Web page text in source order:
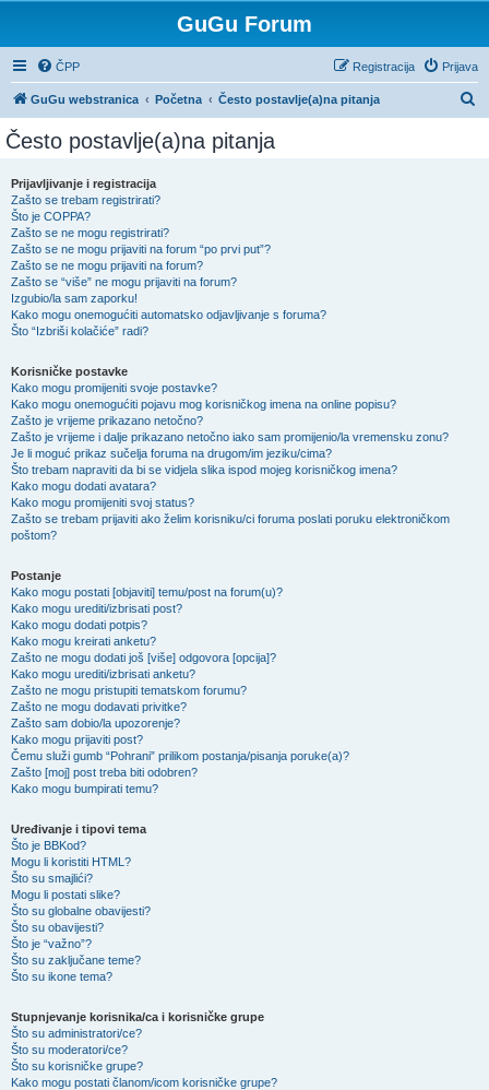
GuGu Forum
ČPP Prijava
Registracija
GuGu webstranica Početna Često postavlje(a)na pitanja
Često postavlje(a)na pitanja
Prijavljivanje i registracija
Zašto se trebam registrirati?
Što je COPPA?
Zašto se ne mogu registrirati?
Zašto se ne mogu prijaviti na forum “po prvi put”?
Zašto se ne mogu prijaviti na forum?
Zašto se “više” ne mogu prijaviti na forum?
Izgubio/la sam zaporku!
Kako mogu onemogućiti automatsko odjavljivanje s foruma?
Što “Izbriši kolačiće” radi?
Korisničke postavke
Kako mogu promijeniti svoje postavke?
Kako mogu onemogućiti pojavu mog korisničkog imena na online popisu?
Zašto je vrijeme prikazano netočno?
Zašto je vrijeme i dalje prikazano netočno iako sam promijenio/la vremensku zonu?
Je li moguć prikaz sučelja foruma na drugom/im jeziku/cima?
Što trebam napraviti da bi se vidjela slika ispod mojeg korisničkog imena?
Kako mogu dodati avatara?
Kako mogu promijeniti svoj status?
Zašto se trebam prijaviti ako želim korisniku/ci foruma poslati poruku elektroničkom
poštom?
Postanje
Kako mogu postati [objaviti] temu/post na forum(u)?
Kako mogu urediti/izbrisati post?
Kako mogu dodati potpis?
Kako mogu kreirati anketu?
Zašto ne mogu dodati još [više] odgovora [opcija]?
Kako mogu urediti/izbrisati anketu?
Zašto ne mogu pristupiti tematskom forumu?
Zašto ne mogu dodavati privitke?
Zašto sam dobio/la upozorenje?
Kako mogu prijaviti post?
Čemu služi gumb “Pohrani” prilikom postanja/pisanja poruke(a)?
Zašto [moj] post treba biti odobren?
Kako mogu bumpirati temu?
Uređivanje i tipovi tema
Što je BBKod?
Mogu li koristiti HTML?
Što su smajlići?
Mogu li postati slike?
Što su globalne obavijesti?
Što su obavijesti?
Što je “važno”?
Što su zaključane teme?
Što su ikone tema?
Stupnjevanje korisnika/ca i korisničke grupe
Što su administratori/ce?
Što su moderatori/ce?
Što su korisničke grupe?
Kako mogu postati članom/icom korisničke grupe?